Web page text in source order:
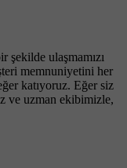
ulaşmamızı
memnuniyetini her
katıyoruz. Eğer siz
ve uzman ekibimizle,